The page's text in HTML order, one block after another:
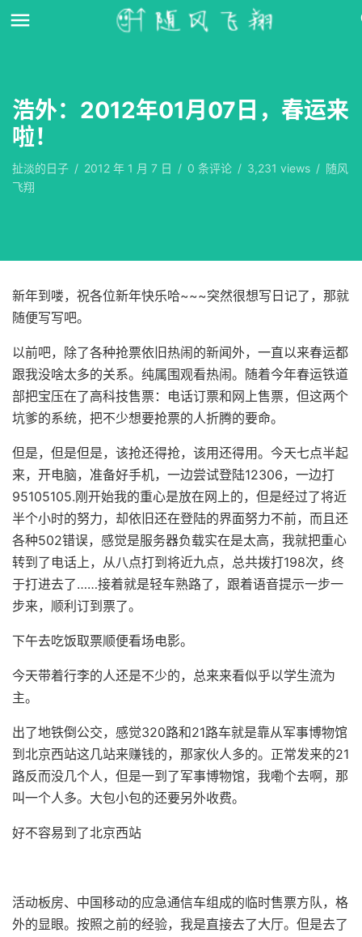
浩外：2012年01月07日，春运来
啦！
扯淡的日子 / 2012 年 1 月 7 日 / 0 条评论 / 3,231 views / 随风
飞翔
新年到喽，祝各位新年快乐哈~~~突然很想写日记了，那就
随便写写吧。
以前吧，除了各种抢票依旧热闹的新闻外，一直以来春运都
跟我没啥太多的关系。纯属围观看热闹。随着今年春运铁道
部把宝压在了高科技售票：电话订票和网上售票，但这两个
坑爹的系统，把不少想要抢票的人折腾的要命。
但是，但是但是，该抢还得抢，该用还得用。今天七点半起
来，开电脑，准备好手机，一边尝试登陆12306，一边打
95105105.刚开始我的重心是放在网上的，但是经过了将近
半个小时的努力，却依旧还在登陆的界面努力不前，而且还
各种502错误，感觉是服务器负载实在是太高，我就把重心
转到了电话上，从八点打到将近九点，总共拨打198次，终
于打进去了……接着就是轻车熟路了，跟着语音提示一步一
步来，顺利订到票了。
下午去吃饭取票顺便看场电影。
今天带着行李的人还是不少的，总来来看似乎以学生流为
主。
出了地铁倒公交，感觉320路和21路车就是靠从军事博物馆
到北京西站这几站来赚钱的，那家伙人多的。正常发来的21
路反而没几个人，但是一到了军事博物馆，我嘞个去啊，那
叫一个人多。大包小包的还要另外收费。
好不容易到了北京西站
活动板房、中国移动的应急通信车组成的临时售票方队，格
外的显眼。按照之前的经验，我是直接去了大厅。但是去了